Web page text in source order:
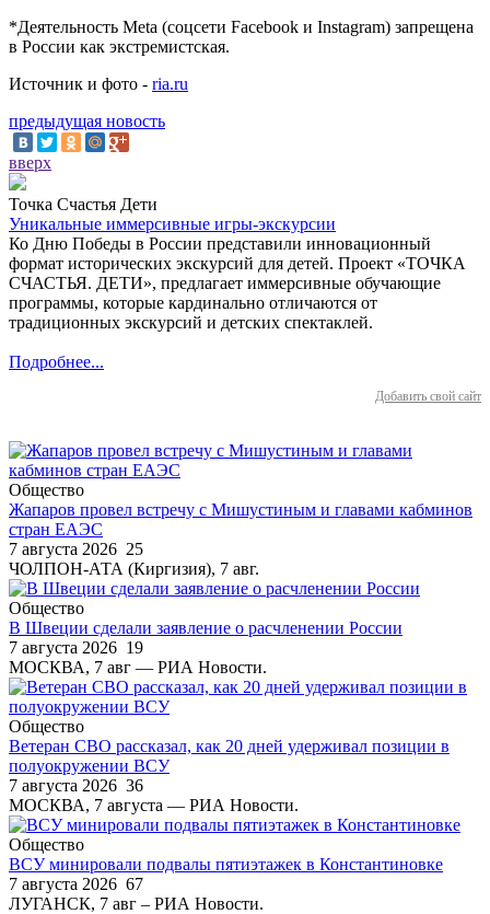
*Деятельность Meta (соцсети Facebook и Instagram) запрещена
в России как экстремистская.
Источник и фото - ria.ru
предыдущая новость
вверх
Точка Счастья Дети
Уникальные иммерсивные игры-экскурсии
Ко Дню Победы в России представили инновационный
формат исторических экскурсий для детей. Проект «ТОЧКА
СЧАСТЬЯ. ДЕТИ», предлагает иммерсивные обучающие
программы, которые кардинально отличаются от
традиционных экскурсий и детских спектаклей.
Подробнее...
Добавить свой сайт
Общество
Жапаров провел встречу с Мишустиным и главами кабминов
стран ЕАЭС
7 августа 2026 25
ЧОЛПОН-АТА (Киргизия), 7 авг.
Общество
В Швеции сделали заявление о расчленении России
7 августа 2026 19
МОСКВА, 7 авг — РИА Новости.
Общество
Ветеран СВО рассказал, как 20 дней удерживал позиции в
полуокружении ВСУ
7 августа 2026 36
МОСКВА, 7 августа — РИА Новости.
Общество
ВСУ минировали подвалы пятиэтажек в Константиновке
7 августа 2026 67
ЛУГАНСК, 7 авг – РИА Новости.